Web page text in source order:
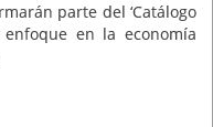
parte del ‘Catálogo
en la economía